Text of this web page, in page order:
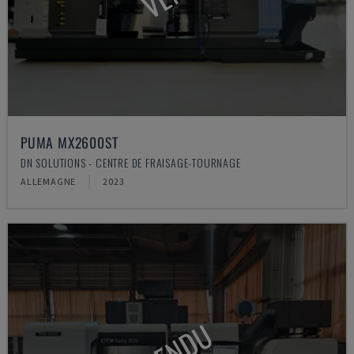
PUMA MX2600ST
DN SOLUTIONS - CENTRE DE FRAISAGE-TOURNAGE
ALLEMAGNE 2023